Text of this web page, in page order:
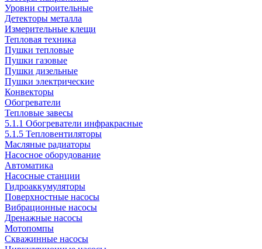
Уровни строительные
Детекторы металла
Измерительные клещи
Тепловая техника
Пушки тепловые
Пушки газовые
Пушки дизельные
Пушки электрические
Конвекторы
Обогреватели
Тепловые завесы
5.1.1 Обогреватели инфракрасные
5.1.5 Тепловентиляторы
Масляные радиаторы
Насосное оборудование
Автоматика
Насосные станции
Гидроаккумуляторы
Поверхностные насосы
Вибрационные насосы
Дренажные насосы
Мотопомпы
Скважинные насосы